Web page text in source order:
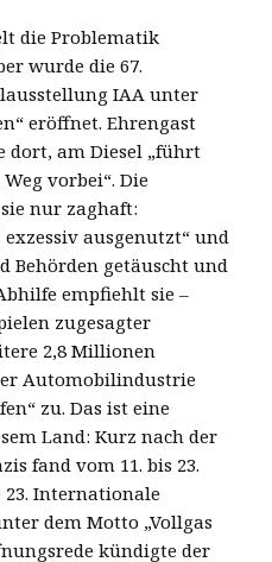
die Problematik
wurde die 67.
IAA unter
eröffnet. Ehrengast
am Diesel „führt
vorbei“. Die
nur zaghaft:
ausgenutzt“ und
Behörden getäuscht und
empfiehlt sie –
zugesagter
2,8 Millionen
Automobilindustrie
zu. Das ist eine
Land: Kurz nach der
fand vom 11. bis 23.
23. Internationale
dem Motto „Vollgas
kündigte der